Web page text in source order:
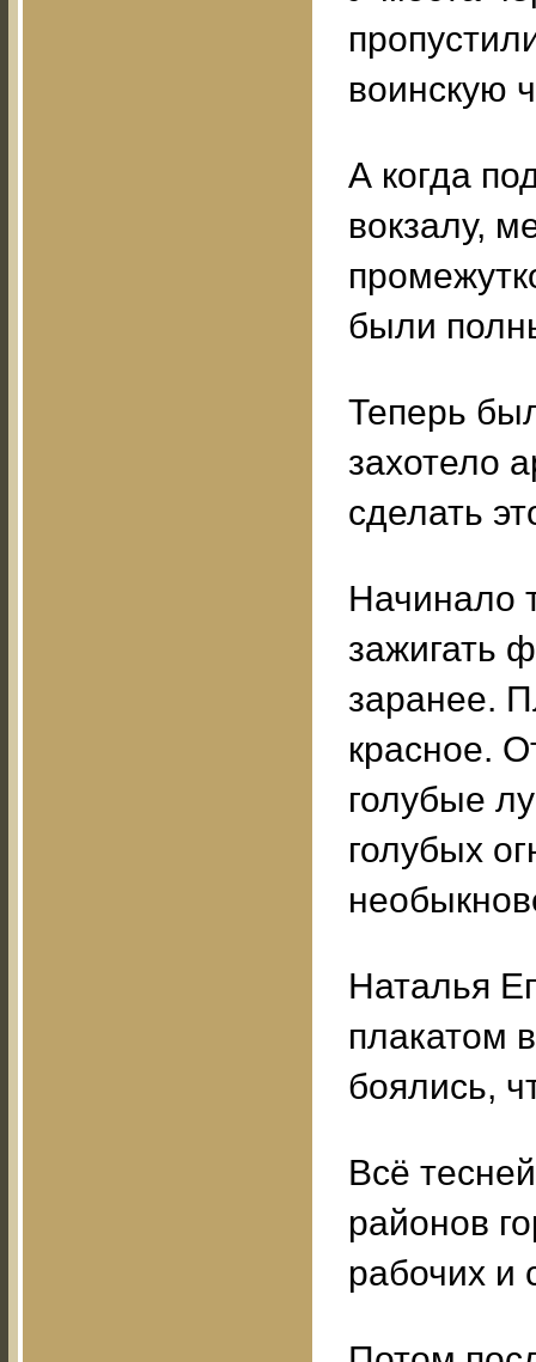
воинскую
А когда
вокзалу,
были
Теперь
захотело
сделать
Начинало
зажигать
заранее.
красное.
голубые
голубых
Наталья
плакатом
боялись,
Всё
районов
рабочих и